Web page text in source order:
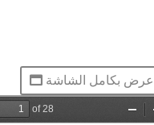
عرض بكامل الشاشة